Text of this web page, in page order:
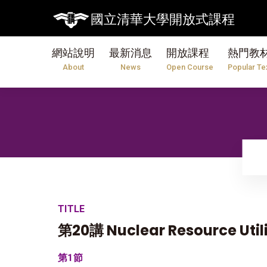
國立清華大學開放式課程
網站說明
About
最新消息
News
開放課程
Open Course
熱門教
Popular
TITLE
第20講 Nuclear Resource
第1節